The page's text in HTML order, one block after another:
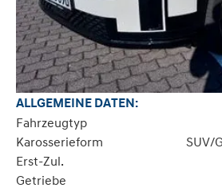
ALLGEMEINE DATEN:
Fahrzeugtyp
Karosserieform
SUV/
Erst-Zul.
Getriebe